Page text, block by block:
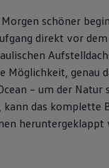
schöner
direkt vor
Möglichkeit, genau
– um der Natur
kann das komplette
heruntergeklappt